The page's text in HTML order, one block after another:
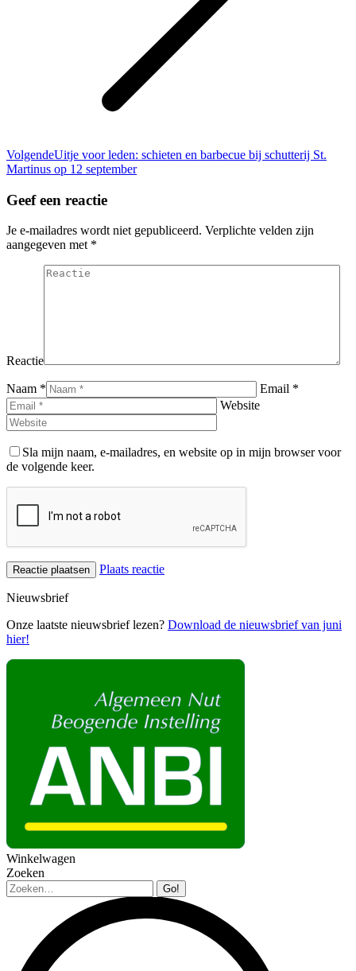
VolgendeVolgend
bericht
Uitje voor leden: schieten en barbecue bij schutterij St.
Martinus op 12 september
Geef een reactie
Je e-mailadres wordt niet gepubliceerd. Verplichte velden zijn
aangegeven met *
Reactie
Naam *
Email *
Website
Sla mijn naam, e-mailadres, en website op in mijn browser voor
de volgende keer.
Plaats reactie
Nieuwsbrief
Onze laatste nieuwsbrief lezen? Download de nieuwsbrief van juni
hier!
Winkelwagen
Zoeken
Zoeken: